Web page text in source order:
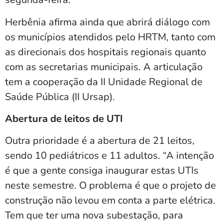
Herbênia afirma ainda que abrirá diálogo com
os municípios atendidos pelo HRTM, tanto com
as direcionais dos hospitais regionais quanto
com as secretarias municipais. A articulação
tem a cooperação da II Unidade Regional de
Saúde Pública (II Ursap).
Abertura de leitos de UTI
Outra prioridade é a abertura de 21 leitos,
sendo 10 pediátricos e 11 adultos. “A intenção
é que a gente consiga inaugurar estas UTIs
neste semestre. O problema é que o projeto de
construção não levou em conta a parte elétrica.
Tem que ter uma nova subestação, para